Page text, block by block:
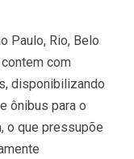
Paulo, Rio, Belo
com
disponibilizando
ônibus para o
o que pressupõe